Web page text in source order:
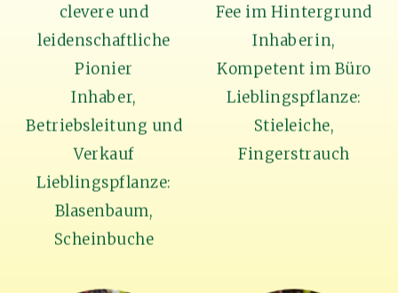
clevere und
leidenschaftliche
Pionier
Inhaber,
Betriebsleitung und
Verkauf
Lieblingspflanze:
Blasenbaum,
Scheinbuche
Fee im Hintergrund
Inhaberin,
Kompetent im Büro
Lieblingspflanze:
Stieleiche,
Fingerstrauch